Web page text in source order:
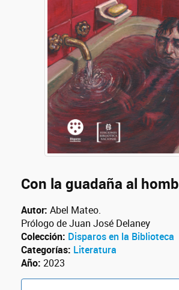
Con la guadaña al
Autor: Abel Mateo.
Prólogo de Juan José Delaney
Colección: Disparos en la Biblioteca
Categorías: Literatura
Año: 2023